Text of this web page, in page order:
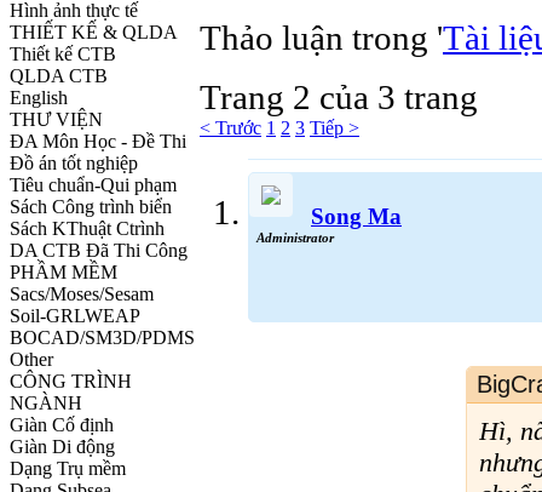
Hình ảnh thực tế
THIẾT KẾ & QLDA
Thiết kế CTB
QLDA CTB
English
THƯ VIỆN
ĐA Môn Học - Đề Thi
Đồ án tốt nghiệp
Tiêu chuẩn-Qui phạm
Sách Công trình biển
Sách KThuật Ctrình
DA CTB Đã Thi Công
PHẦM MỀM
Sacs/Moses/Sesam
Soil-GRLWEAP
BOCAD/SM3D/PDMS
Other
CÔNG TRÌNH
NGÀNH
Giàn Cố định
Giàn Di động
Dạng Trụ mềm
Thảo luận trong 'Tài
Trang 2 của 3 trang
< Trước 1 2 3 Tiếp >
Song Ma
Administrator
Hì,